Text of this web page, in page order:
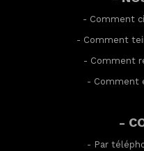
- Comment
- Comment
- Comment
- Comment
-
- Par